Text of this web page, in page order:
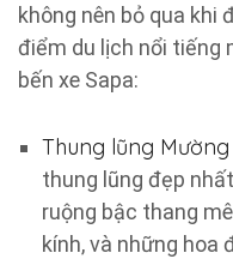
không nên bỏ qua khi
điểm du lịch nổi tiếng
bến xe Sapa:
Thung lũng Mường
thung lũng đẹp
ruộng bậc thang
kính, và những hoa